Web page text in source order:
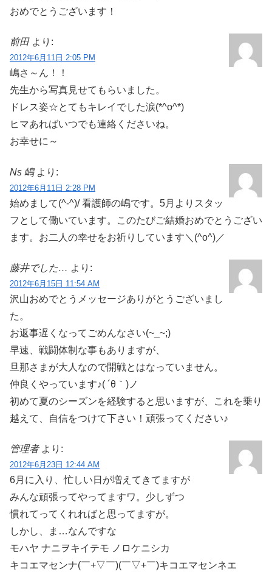
おめでとうございます！
前田 より:
2012年6月11日 2:05 PM
嶋さ～ん！！
先生から写真見せてもらいました。
ドレス姿☆とてもキレイでした涙(*^o^*)
ヒマあればいつでも連絡くださいね。
お幸せに～
Ns 嶋 より:
2012年6月11日 2:28 PM
始めまして(^-^)/ 看護師の嶋です。5月よりスタッ
フとして働いています。このたびご結婚おめでとうござい
ます。お二人の幸せをお祈りしています＼(^o^)／
藤井でした… より:
2012年6月15日 11:54 AM
沢山おめでとうメッセージありがとうございまし
た。
お返事遅くなってごめんなさい(~_~;)
早速、戦闘体制な事もありますが、
旦那さまが大人なので開戦とはなっていません。
仲良くやっています♪( ´θ｀)ノ
初めて夏のシーズンを経験すると思いますが、これを乗り
越えて、自信をつけて下さい！頑張ってください♪
管理者 より:
2012年6月23日 12:44 AM
6月に入り、忙しい日が増えてきてますが
みんな頑張ってやってますワ。少しずつ
慣れてってくれればと思ってますが。
しかし、ま…なんですな
モハヤ ナニヲキイテモ ノロケニシカ
キコエマセンナ(￣+▽￣)(￣▽+￣)キコエマセンネエ